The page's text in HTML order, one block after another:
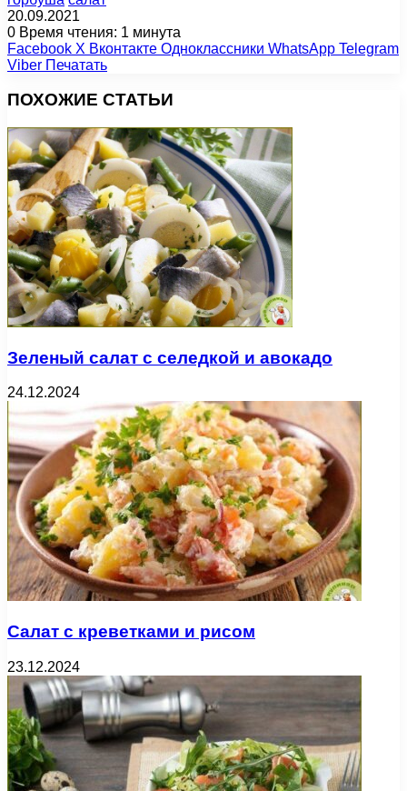
20.09.2021
0 Время чтения: 1 минута
Facebook X Вконтакте Одноклассники WhatsApp Telegram
Viber Печатать
ПОХОЖИЕ СТАТЬИ
Зеленый салат с селедкой и авокадо
24.12.2024
Салат с креветками и рисом
23.12.2024